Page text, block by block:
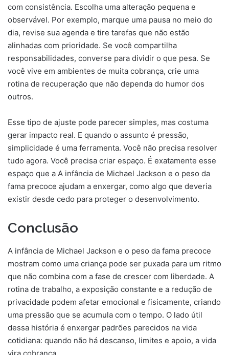
com consistência. Escolha uma alteração pequena e
observável. Por exemplo, marque uma pausa no meio do
dia, revise sua agenda e tire tarefas que não estão
alinhadas com prioridade. Se você compartilha
responsabilidades, converse para dividir o que pesa. Se
você vive em ambientes de muita cobrança, crie uma
rotina de recuperação que não dependa do humor dos
outros.
Esse tipo de ajuste pode parecer simples, mas costuma
gerar impacto real. E quando o assunto é pressão,
simplicidade é uma ferramenta. Você não precisa resolver
tudo agora. Você precisa criar espaço. É exatamente esse
espaço que a A infância de Michael Jackson e o peso da
fama precoce ajudam a enxergar, como algo que deveria
existir desde cedo para proteger o desenvolvimento.
Conclusão
A infância de Michael Jackson e o peso da fama precoce
mostram como uma criança pode ser puxada para um ritmo
que não combina com a fase de crescer com liberdade. A
rotina de trabalho, a exposição constante e a redução de
privacidade podem afetar emocional e fisicamente, criando
uma pressão que se acumula com o tempo. O lado útil
dessa história é enxergar padrões parecidos na vida
cotidiana: quando não há descanso, limites e apoio, a vida